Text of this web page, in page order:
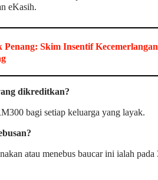
eKasih.
Skim Insentif Kecemerlangan
dikreditkan?
bagi setiap keluarga yang layak.
atau menebus baucar ini ialah pada